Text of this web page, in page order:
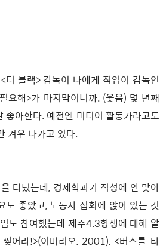
블랙> 감독이 나에게 직업이 감독인
해>가 마지막이니까. (웃음) 몇 년째
아한다. 예전엔 미디어 활동가라고도
겨우 나가고 있다.
다녔는데, 경제학과가 적성에 안 맞아
도 좋았고, 노동자 집회에 앉아 있는 것
도 참여했는데 제주4.3항쟁에 대해 알
어라!>(이마리오, 2001), <버스를 타